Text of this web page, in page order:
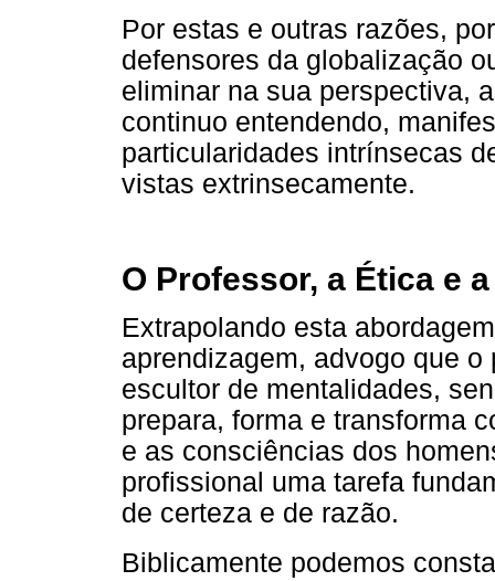
Por estas e outras razões,
defensores da globalização
eliminar na sua perspectiva,
continuo entendendo,
particularidades intrínsecas
vistas extrinsecamente.
O Professor, a Ética e
Extrapolando esta
aprendizagem, advogo que
escultor de mentalidades,
prepara, forma e transforma
e as consciências dos
profissional uma tarefa
de certeza e de razão.
Biblicamente podemos